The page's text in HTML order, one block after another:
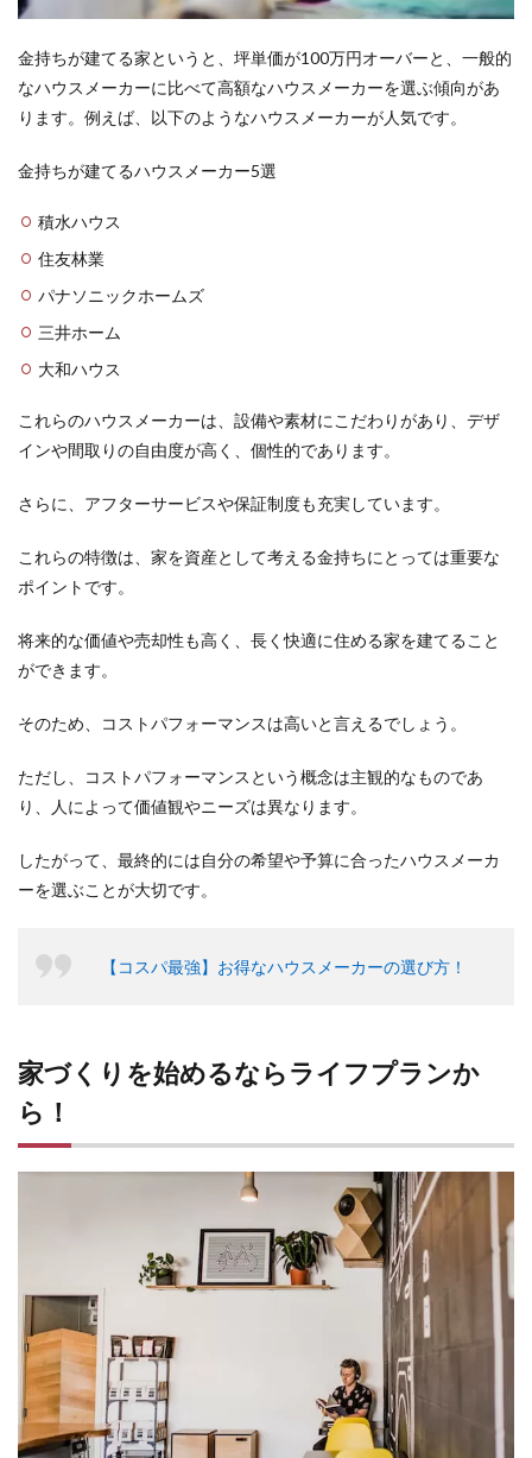
金持ちが建てる家というと、坪単価が100万円オーバーと、一般的
なハウスメーカーに比べて高額なハウスメーカーを選ぶ傾向があ
ります。例えば、以下のようなハウスメーカーが人気です。
金持ちが建てるハウスメーカー5選
積水ハウス
住友林業
パナソニックホームズ
三井ホーム
大和ハウス
これらのハウスメーカーは、設備や素材にこだわりがあり、デザ
インや間取りの自由度が高く、個性的であります。
さらに、アフターサービスや保証制度も充実しています。
これらの特徴は、家を資産として考える金持ちにとっては重要な
ポイントです。
将来的な価値や売却性も高く、長く快適に住める家を建てること
ができます。
そのため、コストパフォーマンスは高いと言えるでしょう。
ただし、コストパフォーマンスという概念は主観的なものであ
り、人によって価値観やニーズは異なります。
したがって、最終的には自分の希望や予算に合ったハウスメーカ
ーを選ぶことが大切です。
【コスパ最強】お得なハウスメーカーの選び方！
家づくりを始めるならライフプランか
ら！